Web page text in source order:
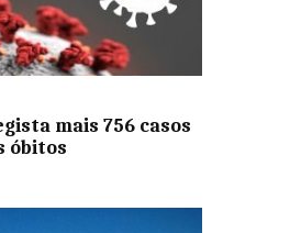
mais 756 casos
óbitos